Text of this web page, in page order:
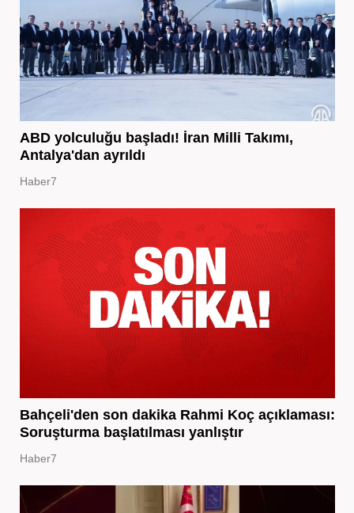
ABD yolculuğu başladı! İran Milli Takımı,
Antalya'dan ayrıldı
Haber7
Bahçeli'den son dakika Rahmi Koç açıklaması:
Soruşturma başlatılması yanlıştır
Haber7